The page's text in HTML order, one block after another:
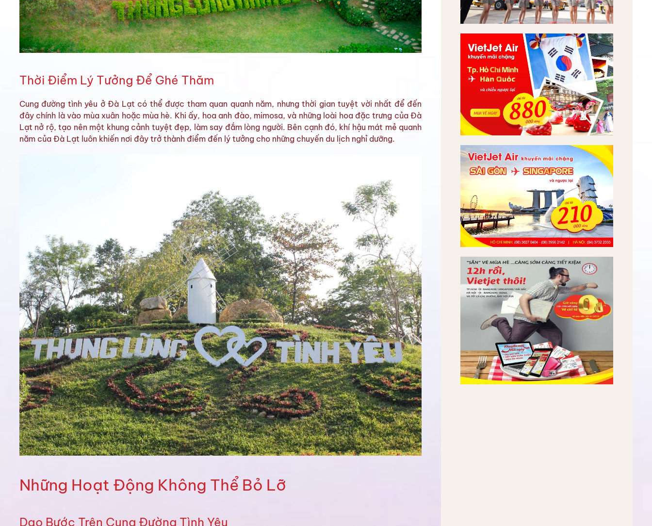
Thời Điểm Lý Tưởng Để Ghé Thăm
Cung đường tình yêu ở Đà Lạt có thể được tham quan quanh năm, nhưng thời gian tuyệt vời nhất để đến
đây chính là vào mùa xuân hoặc mùa hè. Khi ấy, hoa anh đào, mimosa, và những loài hoa đặc trưng của Đà
Lạt nở rộ, tạo nên một khung cảnh tuyệt đẹp, làm say đắm lòng người. Bên cạnh đó, khí hậu mát mẻ quanh
năm của Đà Lạt luôn khiến nơi đây trở thành điểm đến lý tưởng cho những chuyến du lịch nghỉ dưỡng.
Những Hoạt Động Không Thể Bỏ Lỡ
Dạo Bước Trên Cung Đường Tình Yêu